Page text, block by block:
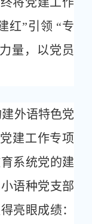
红”引领 “专
量，以党员
外语特色党
建工作专项
系统党的建
语种党支部
亮眼成绩：